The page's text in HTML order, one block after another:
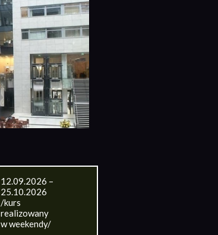
12.09.2026 –
25.10.2026
/kurs
realizowany
w weekendy/